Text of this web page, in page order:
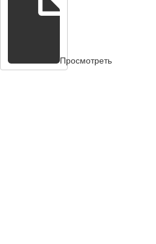
Просмотреть